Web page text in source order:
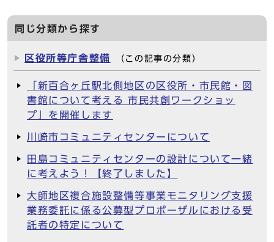
同じ分類から探す
区役所等庁舎整備 （この記事の分類）
「新百合ヶ丘駅北側地区の区役所・市民館・図
書館について考える 市民共創ワークショッ
プ」を開催します
川崎市コミュニティセンターについて
田島コミュニティセンターの設計について一緒
に考えよう！【終了しました】
大師地区複合施設整備等事業モニタリング支援
業務委託に係る公募型プロポーザルにおける受
託者の特定について